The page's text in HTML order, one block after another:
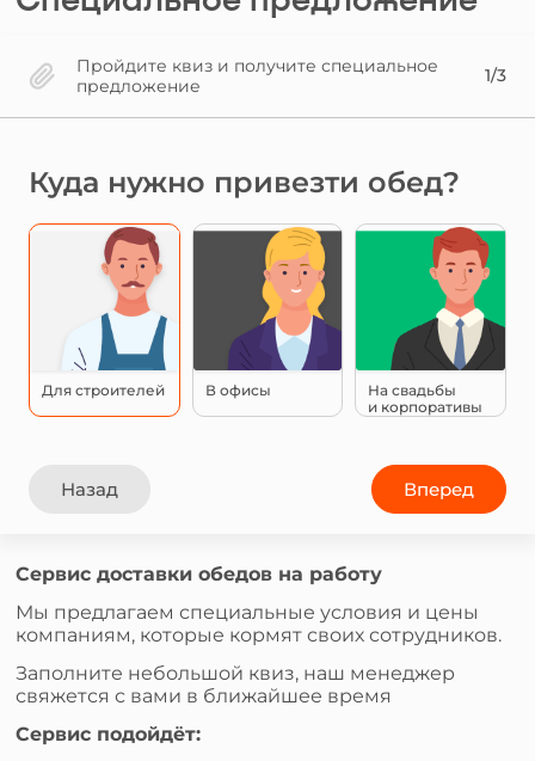
Пройдите квиз и получите специальное
предложение
1/3
Куда нужно привезти обед?
Для строителей В офисы
На свадьбы
и корпоративы
Назад Вперед
Сервис доставки обедов на работу
Мы предлагаем специальные условия и цены
компаниям, которые кормят своих сотрудников.
Заполните небольшой квиз, наш менеджер
свяжется с вами в ближайшее время
Сервис подойдёт: